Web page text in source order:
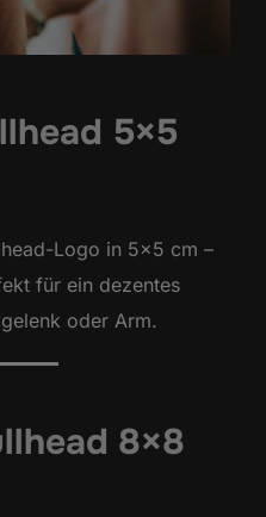
5×5
Logo in 5×5 cm –
für ein dezentes
oder Arm.
8×8